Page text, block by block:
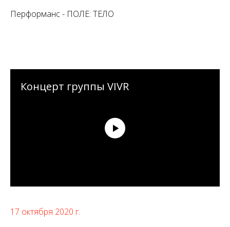
Перформанс - ПОЛЕ: ТЕЛО
Концерт группы VIVR
17 октября 2020 г.